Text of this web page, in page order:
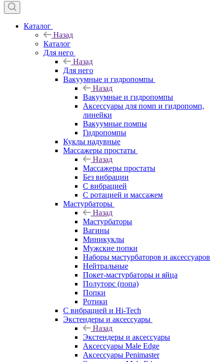
Каталог
Назад
Каталог
Для него
Назад
Для него
Вакуумные и гидропомпы
Назад
Вакуумные и гидропомпы
Аксессуары для помп и гидропомп,
линейки
Вакуумные помпы
Гидропомпы
Куклы надувные
Массажеры простаты
Назад
Массажеры простаты
Без вибрации
С вибрацией
С ротацией и массажем
Мастурбаторы
Назад
Мастурбаторы
Вагины
Миникуклы
Мужские попки
Наборы мастурбаторов и аксессуаров
Нейтральные
Покет-мастурбаторы и яйца
Полуторс (попа)
Попки
Ротики
С вибрацией и Hi-Tech
Экстендеры и аксессуары
Назад
Экстендеры и аксессуары
Аксессуары Male Edge
Аксессуары Penimaster